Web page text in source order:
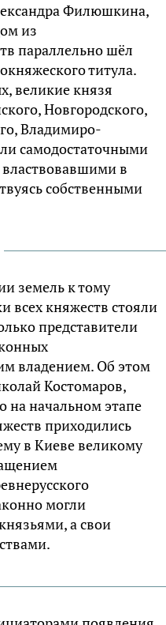
Филюшкина,
из
параллельно шёл
титула.
великие князя
Новгородского,
Владимиро-
самодостаточными
в
собственными
земель к тому
всех княжеств стояли
представители
владением. Об этом
Костомаров,
на начальном этапе
приходились
в Киеве великому
могли
а свои